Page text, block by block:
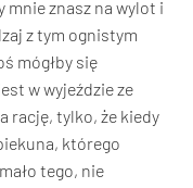
znasz na wylot i
z tym ognistym
mógłby się
w wyjeździe ze
rację, tylko, że kiedy
którego
tego, nie